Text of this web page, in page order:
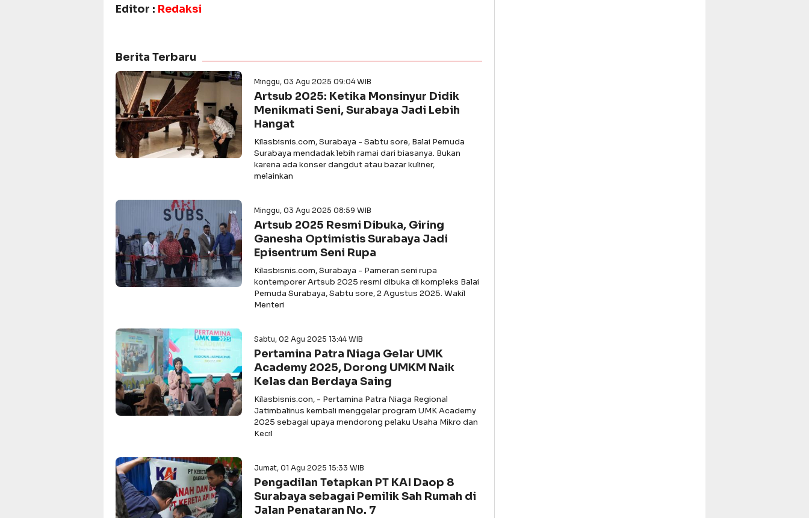
Editor : Redaksi
Berita Terbaru
Minggu, 03 Agu 2025 09:04 WIB
Artsub 2025: Ketika Monsinyur Didik
Menikmati Seni, Surabaya Jadi Lebih
Hangat
Kilasbisnis.com, Surabaya - Sabtu sore, Balai Pemuda
Surabaya mendadak lebih ramai dari biasanya. Bukan
karena ada konser dangdut atau bazar kuliner,
melainkan
Minggu, 03 Agu 2025 08:59 WIB
Artsub 2025 Resmi Dibuka, Giring
Ganesha Optimistis Surabaya Jadi
Episentrum Seni Rupa
Kilasbisnis.com, Surabaya - Pameran seni rupa
kontemporer Artsub 2025 resmi dibuka di kompleks Balai
Pemuda Surabaya, Sabtu sore, 2 Agustus 2025. Wakil
Menteri
Sabtu, 02 Agu 2025 13:44 WIB
Pertamina Patra Niaga Gelar UMK
Academy 2025, Dorong UMKM Naik
Kelas dan Berdaya Saing
Kilasbisnis.con, - Pertamina Patra Niaga Regional
Jatimbalinus kembali menggelar program UMK Academy
2025 sebagai upaya mendorong pelaku Usaha Mikro dan
Kecil
Jumat, 01 Agu 2025 15:33 WIB
Pengadilan Tetapkan PT KAI Daop 8
Surabaya sebagai Pemilik Sah Rumah di
Jalan Penataran No. 7